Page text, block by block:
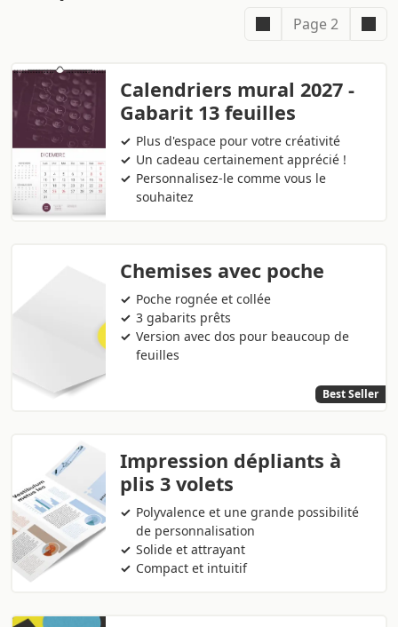
Page 2
Calendriers mural 2027 -
Gabarit 13 feuilles
Plus d'espace pour votre créativité
Un cadeau certainement apprécié !
Personnalisez-le comme vous le
souhaitez
Chemises avec poche
Poche rognée et collée
3 gabarits prêts
Version avec dos pour beaucoup de
feuilles
Best Seller
Impression dépliants à
plis 3 volets
Polyvalence et une grande possibilité
de personnalisation
Solide et attrayant
Compact et intuitif